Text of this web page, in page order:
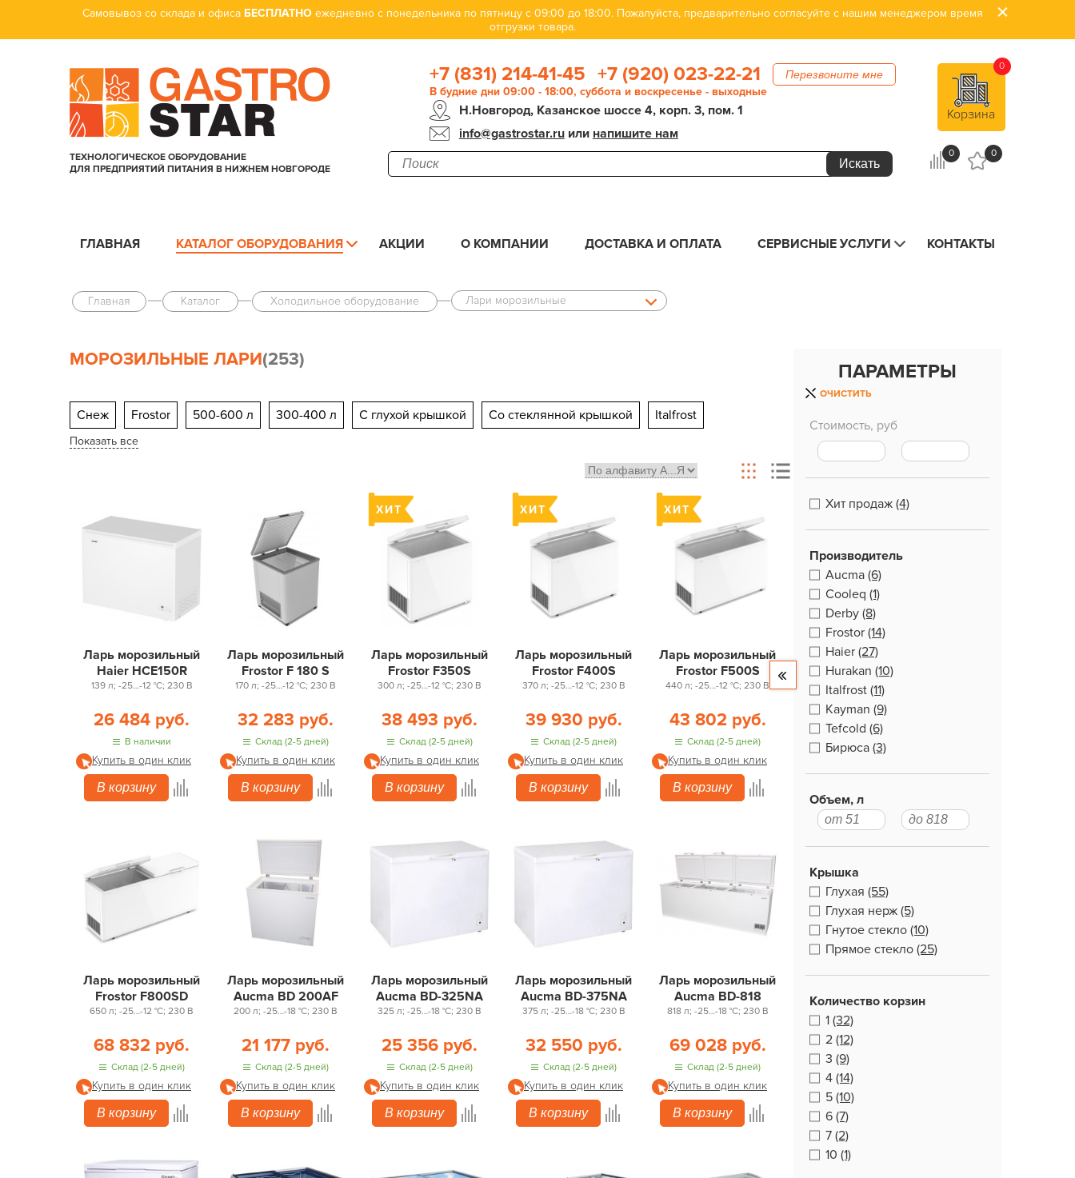
Самовывоз со склада и офиса БЕСПЛАТНО ежедневно с понедельника по пятницу с 09:00 до 18:00. Пожалуйста, предварительно согласуйте с нашим менеджером время
отгрузки товара.
ТЕХНОЛОГИЧЕСКОЕ ОБОРУДОВАНИЕ
ДЛЯ ПРЕДПРИЯТИЙ ПИТАНИЯ В НИЖНЕМ НОВГОРОДЕ
+7 (831) 214-41-45 +7 (920) 023-22-21 Перезвоните мне
В будние дни 09:00 - 18:00, суббота и воскресенье - выходные
Н.Новгород, Казанское шоссе 4, корп. 3, пом. 1
info@gastrostar.ruили напишите нам
Корзина
0
0 0
ГЛАВНАЯ КАТАЛОГ ОБОРУДОВАНИЯ АКЦИИ О КОМПАНИИ ДОСТАВКА И ОПЛАТА СЕРВИСНЫЕ УСЛУГИ КОНТАКТЫ
Главная Каталог Холодильное оборудование Лари морозильные
ПАРАМЕТРЫ
ОЧИСТИТЬ
Стоимость, руб
Хит продаж (4)
Производитель
Aucma (6)
Cooleq (1)
Derby (8)
Frostor (14)
Haier (27)
Hurakan (10)
Italfrost (11)
Kayman (9)
Tefcold (6)
Бирюса (3)
Объем, л
Крышка
Глухая (55)
Глухая нерж (5)
Гнутое стекло (10)
Прямое стекло (25)
Количество корзин
1 (32)
2 (12)
3 (9)
4 (14)
5 (10)
6 (7)
7 (2)
10 (1)
МОРОЗИЛЬНЫЕ ЛАРИ(253)
Снеж Frostor 500-600 л 300-400 л С глухой крышкой Со стеклянной крышкой Italfrost
Серия снеж МЛК
Показать все
Ларь морозильный
Haier HCE150R
139 л; -25…-12 °С; 230 В
26 484 руб.
В наличии
Купить в один клик
В корзину
Ларь морозильный
Frostor F 180 S
170 л; -25…-12 °С; 230 В
32 283 руб.
Склад (2-5 дней)
Купить в один клик
В корзину
Ларь морозильный
Frostor F350S
300 л; -25…-12 °С; 230 В
38 493 руб.
Склад (2-5 дней)
Купить в один клик
В корзину
Ларь морозильный
Frostor F400S
370 л; -25…-12 °С; 230 В
39 930 руб.
Склад (2-5 дней)
Купить в один клик
В корзину
Ларь морозильный
Frostor F500S
440 л; -25…-12 °С; 230 В
43 802 руб.
Склад (2-5 дней)
Купить в один клик
В корзину
Ларь морозильный
Frostor F800SD
650 л; -25…-12 °С; 230 В
68 832 руб.
Склад (2-5 дней)
Купить в один клик
В корзину
Ларь морозильный
Aucma BD 200AF
200 л; -25…-18 °С; 230 В
21 177 руб.
Склад (2-5 дней)
Купить в один клик
В корзину
Ларь морозильный
Aucma BD-325NA
325 л; -25…-18 °С; 230 В
25 356 руб.
Склад (2-5 дней)
Купить в один клик
В корзину
Ларь морозильный
Aucma BD-375NA
375 л; -25…-18 °С; 230 В
32 550 руб.
Склад (2-5 дней)
Купить в один клик
В корзину
Ларь морозильный
Aucma BD-818
818 л; -25…-18 °С; 230 В
69 028 руб.
Склад (2-5 дней)
Купить в один клик
В корзину